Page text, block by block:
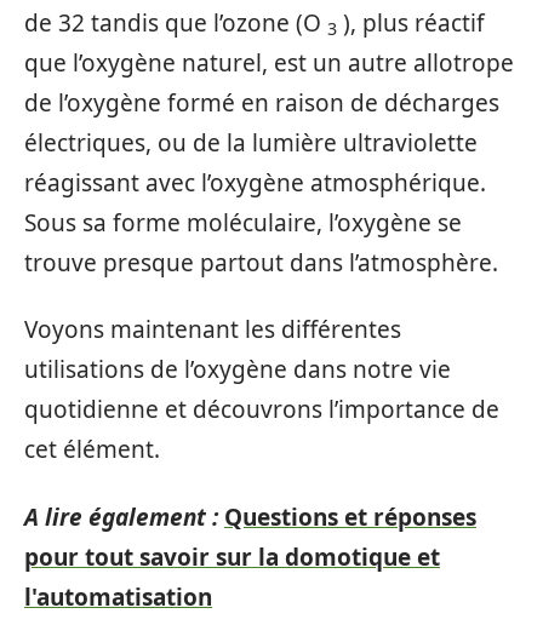
de 32 tandis que l’ozone (O 3 ), plus réactif
que l’oxygène naturel, est un autre allotrope
de l’oxygène formé en raison de décharges
électriques, ou de la lumière ultraviolette
réagissant avec l’oxygène atmosphérique.
Sous sa forme moléculaire, l’oxygène se
trouve presque partout dans l’atmosphère.
Voyons maintenant les différentes
utilisations de l’oxygène dans notre vie
quotidienne et découvrons l’importance de
cet élément.
A lire également : Questions et réponses
pour tout savoir sur la domotique et
l'automatisation